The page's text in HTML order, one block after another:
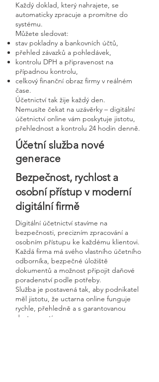
Každý doklad, který nahrajete, se
automaticky zpracuje a promítne do
systému.
Můžete sledovat:
stav pokladny a bankovních účtů,
přehled závazků a pohledávek,
kontrolu DPH a připravenost na
případnou kontrolu,
celkový finanční obraz firmy v reálném
čase.
Účetnictví tak žije každý den.
Nemusíte čekat na uzávěrky – digitální
účetnictví online vám poskytuje jistotu,
přehlednost a kontrolu 24 hodin denně.
Účetní služba nové
generace
Bezpečnost, rychlost a
osobní přístup v moderní
digitální firmě
Digitální účetnictví stavíme na
bezpečnosti, precizním zpracování a
osobním přístupu ke každému klientovi.
Každá firma má svého vlastního účetního
odborníka, bezpečné úložiště
dokumentů a možnost připojit daňové
poradenství podle potřeby.
Služba je postavená tak, aby podnikatel
měl jistotu, že uctarna online funguje
rychle, přehledně a s garantovanou
dostupností.